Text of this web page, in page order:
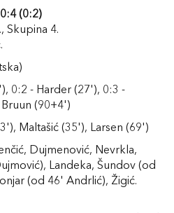
(0:2)
Skupina 4.
0:2 - Harder (27'), 0:3 -
(90+4')
Maltašić (35'), Larsen (69')
Dujmenović, Nevrkla,
Landeka, Šundov (od
(od 46' Andrlić), Žigić.